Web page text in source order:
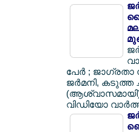
പേര്‍ ; ജാഗ്രതാ
ജര്‍മനി, കടുത്ത
(ആശ്വാസമായി)
വിഡിയോ